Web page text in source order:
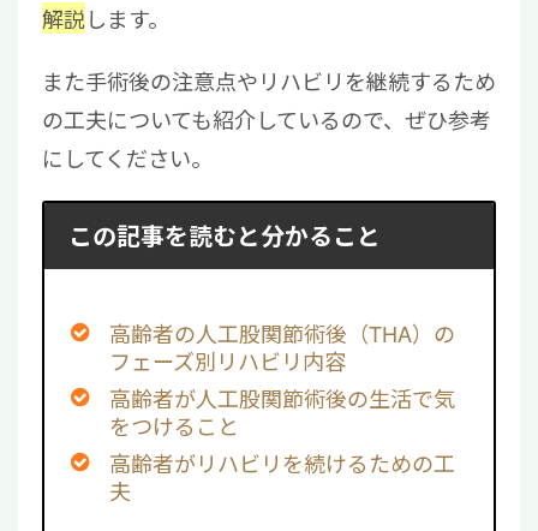
解説します。
また手術後の注意点やリハビリを継続するため
の工夫についても紹介しているので、ぜひ参考
にしてください。
この記事を読むと分かること
高齢者の人工股関節術後（THA）の
フェーズ別リハビリ内容
高齢者が人工股関節術後の生活で気
をつけること
高齢者がリハビリを続けるための工
夫